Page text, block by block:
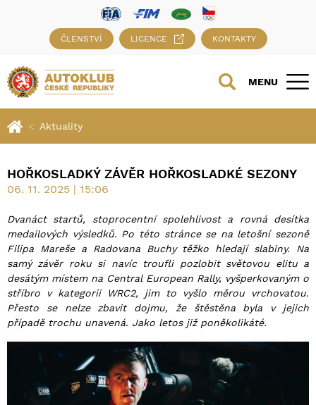
ČLENSTVÍ LICENCE KONTAKTY
MENU
Aktuality
HOŘKOSLADKÝ ZÁVĚR HOŘKOSLADKÉ SEZONY
06. 11. 2025 | 15:06
Dvanáct startů, stoprocentní spolehlivost a rovná desítka
medailových výsledků. Po této stránce se na letošní sezoně
Filipa Mareše a Radovana Buchy těžko hledají slabiny. Na
samý závěr roku si navíc troufli pozlobit světovou elitu a
desátým místem na Central European Rally, vyšperkovaným o
stříbro v kategorii WRC2, jim to vyšlo měrou vrchovatou.
Přesto se nelze zbavit dojmu, že štěstěna byla v jejich
případě trochu unavená. Jako letos již poněkolikáté.